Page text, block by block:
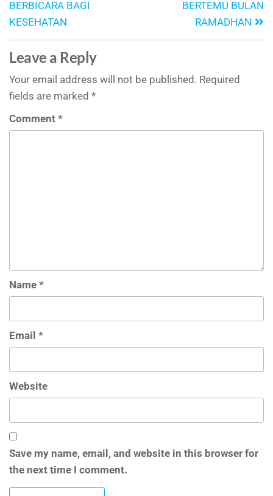
BERBICARA BAGI
KESEHATAN
BERTEMU BULAN
RAMADHAN
Leave a Reply
Your email address will not be published. Required
fields are marked *
Comment *
Name *
Email *
Website
Save my name, email, and website in this browser for
the next time I comment.